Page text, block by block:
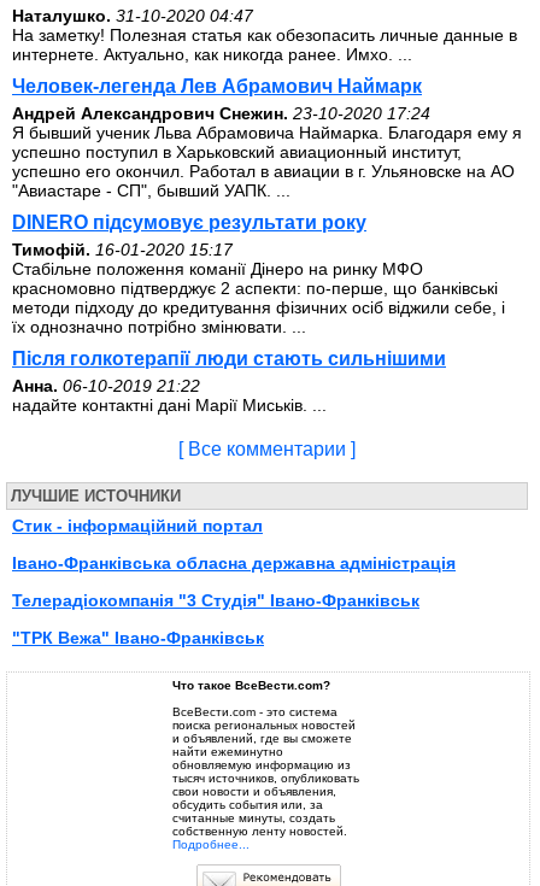
Наталушко. 31-10-2020 04:47
На заметку! Полезная статья как обезопасить личные данные в
интернете. Актуально, как никогда ранее. Имхо. ...
Человек-легенда Лев Абрамович Наймарк
Андрей Александрович Снежин. 23-10-2020 17:24
Я бывший ученик Льва Абрамовича Наймарка. Благодаря ему я
успешно поступил в Харьковский авиационный институт,
успешно его окончил. Работал в авиации в г. Ульяновске на АО
"Авиастаре - СП", бывший УАПК. ...
DINERO підсумовує результати року
Тимофій. 16-01-2020 15:17
Стабільне положення команії Дінеро на ринку МФО
красномовно підтверджує 2 аспекти: по-перше, що банківські
методи підходу до кредитування фізичних осіб віджили себе, і
їх однозначно потрібно змінювати. ...
Після голкотерапії люди стають сильнішими
Анна. 06-10-2019 21:22
надайте контактні дані Марії Миськів. ...
[ Все комментарии ]
ЛУЧШИЕ ИСТОЧНИКИ
Стик - інформаційний портал
Івано-Франківська обласна державна адміністрація
Телерадіокомпанія "3 Студія" Івано-Франківськ
"ТРК Вежа" Івано-Франківськ
Что такое ВсеВести.com?
ВсеВести.com - это система
поиска региональных новостей
и объявлений, где вы сможете
найти ежеминутно
обновляемую информацию из
тысяч источников, опубликовать
свои новости и объявления,
обсудить события или, за
считанные минуты, создать
собственную ленту новостей.
Подробнее...